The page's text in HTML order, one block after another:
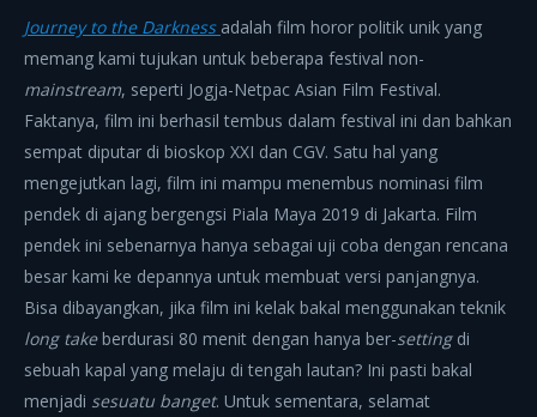
Journey to the Darkness adalah film horor politik unik yang
memang kami tujukan untuk beberapa festival non-
mainstream, seperti Jogja-Netpac Asian Film Festival.
Faktanya, film ini berhasil tembus dalam festival ini dan bahkan
sempat diputar di bioskop XXI dan CGV. Satu hal yang
mengejutkan lagi, film ini mampu menembus nominasi film
pendek di ajang bergengsi Piala Maya 2019 di Jakarta. Film
pendek ini sebenarnya hanya sebagai uji coba dengan rencana
besar kami ke depannya untuk membuat versi panjangnya.
Bisa dibayangkan, jika film ini kelak bakal menggunakan teknik
long takeberdurasi 80 menit dengan hanya ber-settingdi
sebuah kapal yang melaju di tengah lautan? Ini pasti bakal
menjadi sesuatu banget. Untuk sementara, selamat